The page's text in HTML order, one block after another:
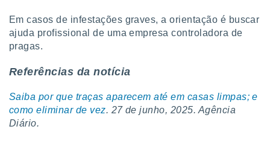
Em casos de infestações graves, a orientação é buscar
ajuda profissional de uma empresa controladora de
pragas.
Referências da notícia
Saiba por que traças aparecem até em casas limpas; e
como eliminar de vez. 27 de junho, 2025. Agência
Diário.